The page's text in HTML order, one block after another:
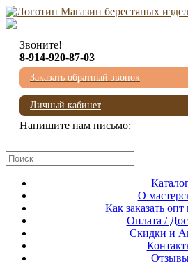
Звоните!
8-914-920-87-03
Заказать обратный звонок
Личный кабинет
Напишите нам письмо:
О
Как заказать
Оплата /
Скидки и